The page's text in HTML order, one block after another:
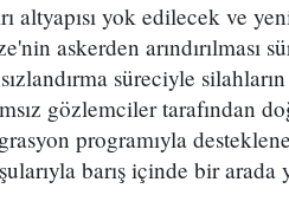
altyapısı yok edilecek ve
askerden arındırılması
süreciyle
gözlemciler tarafından
programıyla
barış içinde bir arada